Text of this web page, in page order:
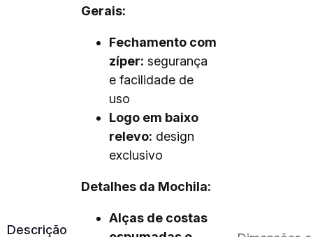
Descrição
Gerais:
Fechamento com
zíper: segurança
e facilidade de
uso
Logo em baixo
relevo: design
exclusivo
Detalhes da Mochila:
Alças de costas